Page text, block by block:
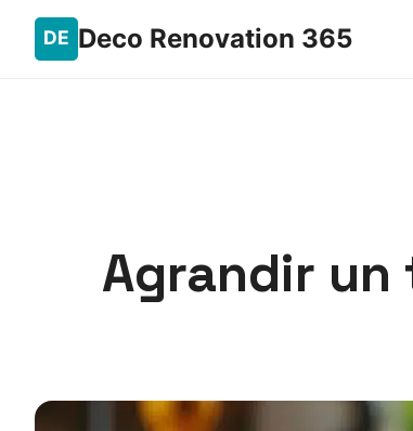
Deco Renovation 365
Agrandir